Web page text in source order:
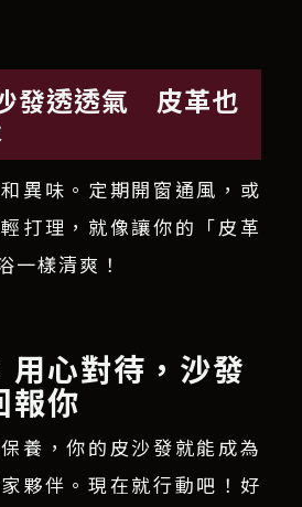
發透透氣 皮革也
異味。定期開窗通風，或
打理，就像讓你的「皮革
一樣清爽！
用心對待，沙發
報你
養，你的皮沙發就能成為
夥伴。現在就行動吧！好